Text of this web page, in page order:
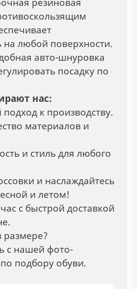
на любой поверхности.
авто-шнуровка
посадку по
нас:
к производству.
материалов и
и стиль для любого
и наслаждайтесь
и летом!
с быстрой доставкой
с нашей фото-
подбору обуви.